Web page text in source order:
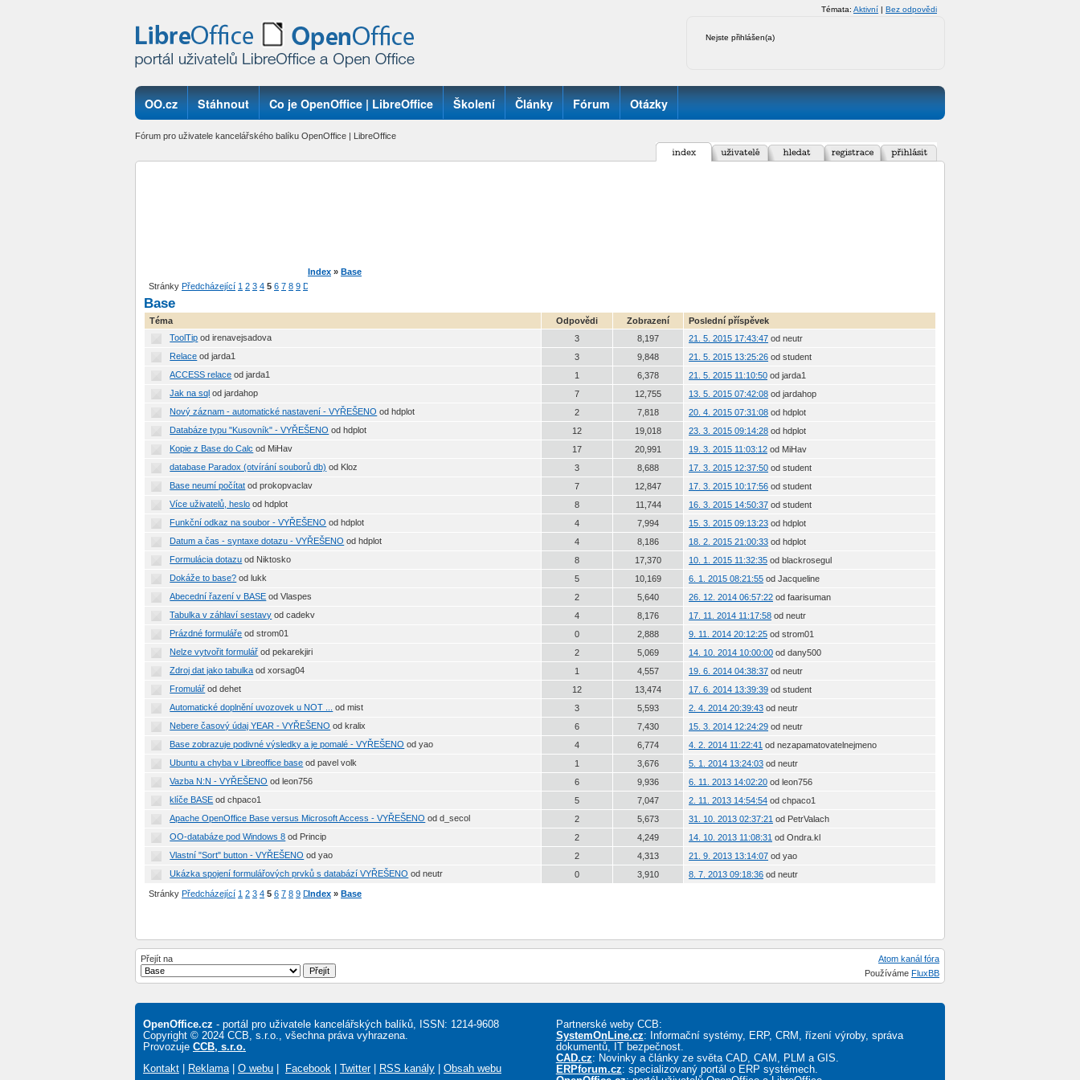
Nejste přihlášen(a)
Témata: Aktivní | Bez odpovědi
OO.cz Stáhnout Co je OpenOffice | LibreOffice Školení Články Fórum Otázky
Fórum pro uživatele kancelářského balíku OpenOffice | LibreOffice
Index » Base
Stránky Předcházející 1 2 3 4 5 6 7 8 9 Další
Base
Téma Odpovědi Zobrazení
Poslední příspěvek
ToolTip od irenavejsadova 3 8,197 21. 5. 2015 17:43:47 od neutr
Relace od jarda1 3 9,848 21. 5. 2015 13:25:26 od student
ACCESS relace od jarda1 1 6,378 21. 5. 2015 11:10:50 od jarda1
Jak na sql od jardahop 7 12,755 13. 5. 2015 07:42:08 od jardahop
Nový záznam - automatické nastavení - VYŘEŠENO od hdplot 2 7,818 20. 4. 2015 07:31:08 od hdplot
Databáze typu "Kusovník" - VYŘEŠENO od hdplot 12 19,018 23. 3. 2015 09:14:28 od hdplot
Kopie z Base do Calc od MiHav 17 20,991 19. 3. 2015 11:03:12 od MiHav
database Paradox (otvírání souborů db) od Kloz 3 8,688 17. 3. 2015 12:37:50 od student
Base neumí počítat od prokopvaclav 7 12,847 17. 3. 2015 10:17:56 od student
Více uživatelů, heslo od hdplot 8 11,744 16. 3. 2015 14:50:37 od student
Funkční odkaz na soubor - VYŘEŠENO od hdplot 4 7,994 15. 3. 2015 09:13:23 od hdplot
Datum a čas - syntaxe dotazu - VYŘEŠENO od hdplot 4 8,186 18. 2. 2015 21:00:33 od hdplot
Formulácia dotazu od Niktosko 8 17,370 10. 1. 2015 11:32:35 od blackrosegul
Dokáže to base? od lukk 5 10,169 6. 1. 2015 08:21:55 od Jacqueline
Abecední řazení v BASE od Vlaspes 2 5,640 26. 12. 2014 06:57:22 od faarisuman
Tabulka v záhlaví sestavy od cadekv 4 8,176 17. 11. 2014 11:17:58 od neutr
Prázdné formuláře od strom01 0 2,888 9. 11. 2014 20:12:25 od strom01
Nelze vytvořit formulář od pekarekjiri 2 5,069 14. 10. 2014 10:00:00 od dany500
Zdroj dat jako tabulka od xorsag04 1 4,557 19. 6. 2014 04:38:37 od neutr
Fromulář od dehet 12 13,474 17. 6. 2014 13:39:39 od student
Automatické doplnění uvozovek u NOT ...
od mist 3 5,593 2. 4. 2014 20:39:43 od neutr
Nebere časový údaj YEAR - VYŘEŠENO od kralix 6 7,430 15. 3. 2014 12:24:29 od neutr
Base zobrazuje podivné výsledky a je pomalé - VYŘEŠENO od yao 4 6,774 4. 2. 2014 11:22:41 od nezapamatovatelnejmeno
Ubuntu a chyba v Libreoffice base od pavel volk 1 3,676 5. 1. 2014 13:24:03 od neutr
Vazba N:N - VYŘEŠENO od leon756 6 9,936 6. 11. 2013 14:02:20 od leon756
klíče BASE od chpaco1 5 7,047 2. 11. 2013 14:54:54 od chpaco1
Apache OpenOffice Base versus Microsoft Access - VYŘEŠENO od d_secol 2 5,673 31. 10. 2013 02:37:21 od PetrValach
OO-databáze pod Windows 8 od Princip 2 4,249 14. 10. 2013 11:08:31 od Ondra.kl
Vlastní "Sort" button - VYŘEŠENO od yao 2 4,313 21. 9. 2013 13:14:07 od yao
Ukázka spojení formulářových prvků s databází VYŘEŠENO od neutr 0 3,910 8. 7. 2013 09:18:36 od neutr
Stránky Předcházející 1 2 3 4 5 6 7 8 9 Další
Index » Base
Přejít na
Atom kanál fóra
Používáme FluxBB
OpenOffice.cz - portál pro uživatele kancelářských balíků, ISSN: 1214-9608
Copyright © 2024 CCB, s.r.o., všechna práva vyhrazena.
Provozuje CCB, s.r.o.
Kontakt
Reklama O webu Facebook Twitter| RSS kanály Obsah webu
Partnerské weby CCB:
SystemOnLine.cz: Informační systémy, ERP, CRM, řízení výroby, správa
dokumentů, IT bezpečnost.
CAD.cz: Novinky a články ze světa CAD, CAM, PLM a GIS.
ERPforum.cz: specializovaný portál o ERP systémech.